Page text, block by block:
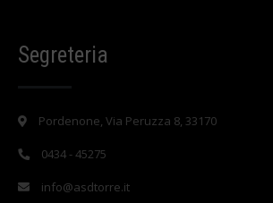
Segreteria
Pordenone, Via Peruzza 8, 33170
0434 - 45275
info@asdtorre.it